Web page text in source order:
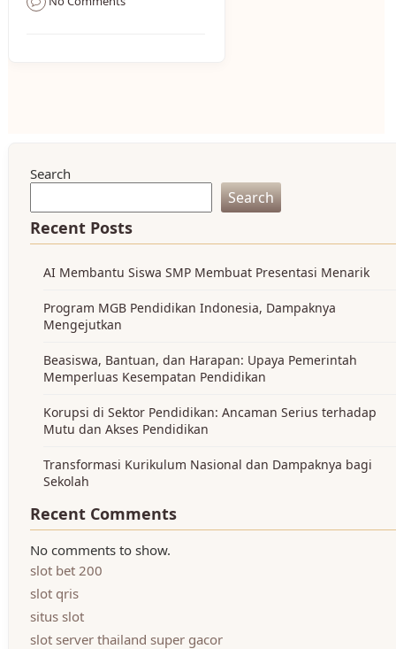
Search
Search
Recent Posts
AI Membantu Siswa SMP Membuat Presentasi Menarik
Program MGB Pendidikan Indonesia, Dampaknya
Mengejutkan
Beasiswa, Bantuan, dan Harapan: Upaya Pemerintah
Memperluas Kesempatan Pendidikan
Korupsi di Sektor Pendidikan: Ancaman Serius terhadap
Mutu dan Akses Pendidikan
Transformasi Kurikulum Nasional dan Dampaknya bagi
Sekolah
Recent Comments
No comments to show.
slot bet 200
slot qris
situs slot
slot server thailand super gacor